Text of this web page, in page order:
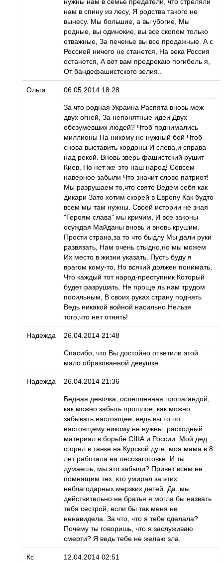
нам в спину из лесу, Я родства такого не
вынесу. Мы большие, а вы убогие, Мы
родные, вы одинокие, вы все скопом только
отважные, За печенье вы все продажные. А с
Россией ничего не станется, На века Россия
останется, А вот вам предрекаю погибель я,
От бандефашистского зелия..
Ольга 06.05.2014 18:28
За что родная Украина Распята вновь меж
двух огней, За непонятные идеи Двух
обезумевших людей? Чтоб поднимались
миллионы На никому не нужный бой Чтоб
снова выставить кордоны И слева,и справа
над рекой. Вновь зверь фашистский рушит
Киев, Но нет же-это наш народ! Совсем
наверное забыли Что значит слово патриот!
Мы разрушаем то,что свято Ведем себя как
дикари Зато хотим скорей в Европу Как будто
всем мы там нужны. Своей истории не зная
"Героям слава" мы кричим, И все законы
осуждая Майданы вновь и вновь крушим.
Прости страна,за то что быдлу Мы дали руки
развязать, Нам очень стыдно,но мы можем
Их место в жизни указать. Пусть буду я
врагом кому-то, Но всякий должен понимать,
Что каждый тот народ-преступник Который
будет разрушать. Не проще ль нам трудом
посильным, В своих руках страну поднять
Ведь никакой войной насильно Нельзя
того,что нет отнять!
Надежда 26.04.2014 21:48
Спасибо, что Вы достойно ответили этой
мало образованной девушке.
Надежда 26.04.2014 21:36
Бедная девочка, ослепленная пропагандой,
как можно забыть прошлое, как можно
забывать настоящее, ведь вы то по
настоящему никому не нужны, расходный
материал в борьбе США и России. Мой дед
сгорел в танке на Курской дуге, моя мама в 8
лет работала на лесозаготовке. И ты
думаешь, мы это забыли? Привет всем не
помнящим тех, кто умирал за этих
неблагодарных мерзких детей. Да, мы
действительно не братья я могла бы назвать
тебя сестрой, если бы так меня не
ненавидела. За что, что я тебе сделала?
Почему ты говоришь, что я заслуживаю
смерти? Я ведь тебе не желаю зла.
Кс 12.04.2014 02:51